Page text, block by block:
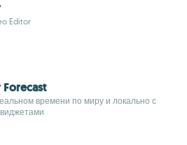
Editor
времени по миру и локально с